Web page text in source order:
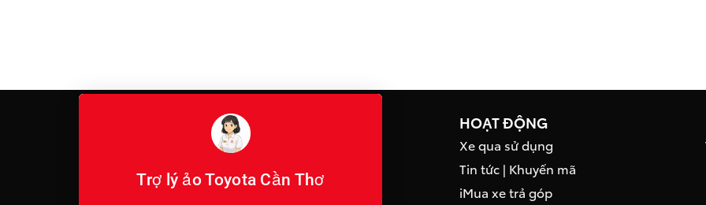
TIỆN ÍCH
Đặt hẹn dịch vụ
Đăng ký lái thử
Yêu cầu tư vấn
HOẠT ĐỘNG
Xe qua sử dụng
Tin tức| Khuyến mã
iMua xe trả góp
Trợ lý ảo Toyota Cần Thơ